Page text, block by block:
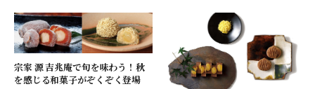
宗家 源 吉兆庵で旬を味わう！秋
を感じる和菓子がぞくぞく登場